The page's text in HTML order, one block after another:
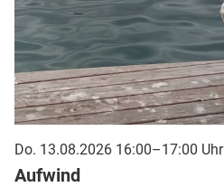
Do. 13.08.2026 16:00–17:00 Uhr
Aufwind